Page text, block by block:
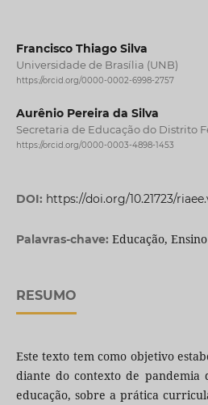
Francisco Thiago Silva
Universidade de Brasília (UNB)
https://orcid.org/0000-0002-6998-2757
Aurênio Pereira da Silva
Secretaria de Educação do Distrito
https://orcid.org/0000-0003-4898-1453
DOI: https://doi.org/10.21723/
Palavras-chave: Educação,
RESUMO
Este texto tem como objetivo
diante do contexto de pandemia
educação, sobre a prática